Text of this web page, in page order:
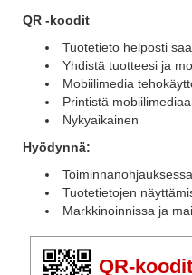
QR -koodit
Tuotetieto helposti
Yhdistä tuotteesi ja
Mobiilimedia
Printistä
Nykyaikainen
Hyödynnä:
Toiminnanohjauksessa
Tuotetietojen
Markkinoinnissa ja